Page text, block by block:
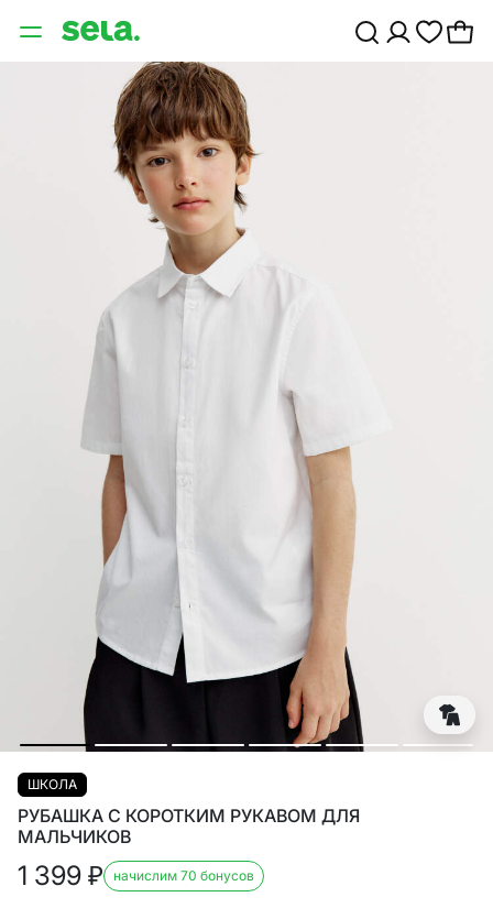
ШКОЛА
РУБАШКА С КОРОТКИМ РУКАВОМ ДЛЯ
МАЛЬЧИКОВ
1 399 ₽ начислим 70 бонусов